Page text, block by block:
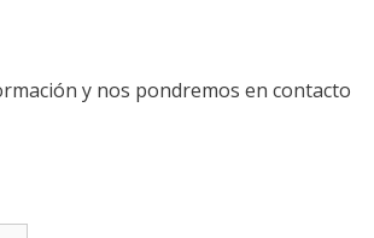
y nos pondremos en contacto